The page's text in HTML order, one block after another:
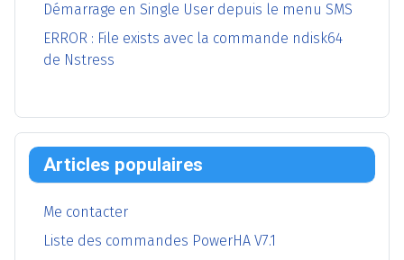
Démarrage en Single User depuis le menu SMS
ERROR : File exists avec la commande ndisk64
de Nstress
Articles populaires
Me contacter
Liste des commandes PowerHA V7.1